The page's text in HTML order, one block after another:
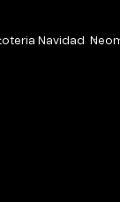
Navidad